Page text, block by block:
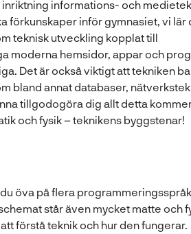
informations- och
förkunskaper inför gymnasiet, vi lär
teknisk utveckling kopplat till
moderna hemsidor, appar och
Det är också viktigt att tekniken
bland annat databaser,
tillgodogöra dig allt detta
och fysik – teknikens byggstenar!
öva på flera
står även mycket matte och
förstå teknik och hur den fungerar.